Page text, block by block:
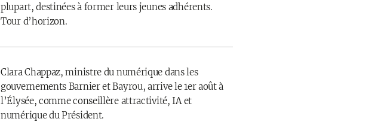
plupart, destinées à former leurs jeunes adhérents.
Tour d’horizon.
Clara Chappaz, ministre du numérique dans les
gouvernements Barnier et Bayrou, arrive le 1er août à
l’Élysée, comme conseillère attractivité, IA et
numérique du Président.